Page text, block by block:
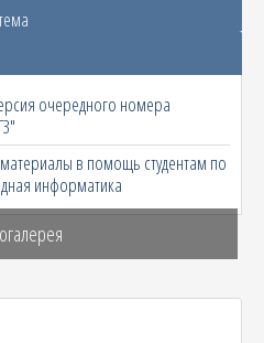
очередного номера
в помощь студентам по
информатика